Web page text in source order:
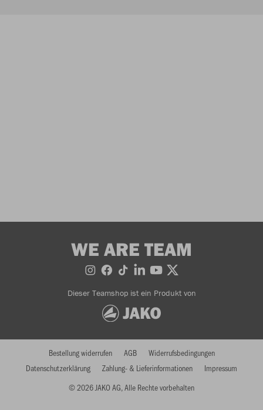
WE ARE TEAM
Dieser Teamshop ist ein Produkt von
© 2026 JAKO AG, Alle Rechte vorbehalten
Bestellung widerrufen AGB
Widerrufsbedingungen
Datenschutzerklärung
Zahlung- & Lieferinformationen Impressum